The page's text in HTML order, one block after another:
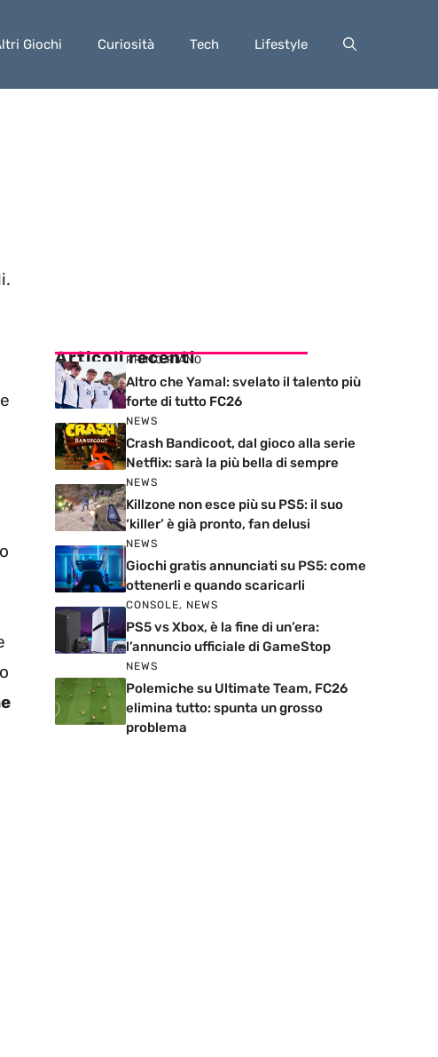
Giochi Curiosità Tech Lifestyle
Articoli recenti
PRIMO PIANO
Altro che Yamal: svelato il talento più
forte di tutto FC26
NEWS
Crash Bandicoot, dal gioco alla serie
Netflix: sarà la più bella di sempre
NEWS
Killzone non esce più su PS5: il suo
‘killer’ è già pronto, fan delusi
NEWS
Giochi gratis annunciati su PS5: come
ottenerli e quando scaricarli
CONSOLE, NEWS
PS5 vs Xbox, è la fine di un’era:
l’annuncio ufficiale di GameStop
NEWS
Polemiche su Ultimate Team, FC26
elimina tutto: spunta un grosso
problema